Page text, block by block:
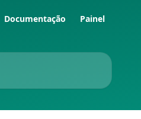
Documentação Painel